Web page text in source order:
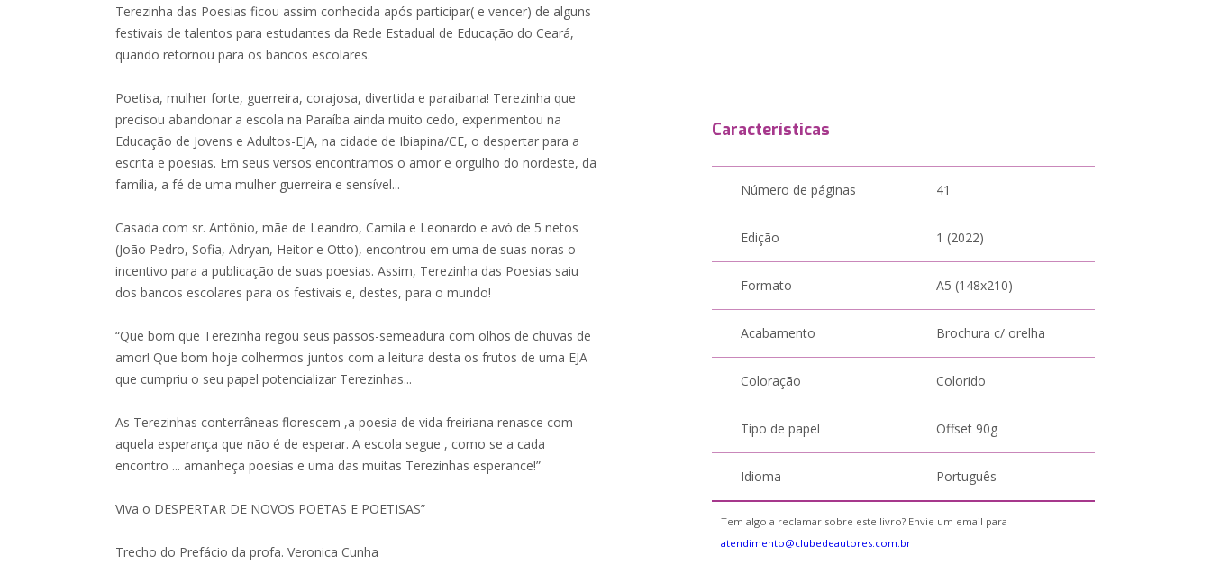
Terezinha das Poesias ficou assim conhecida após participar( e vencer) de alguns
festivais de talentos para estudantes da Rede Estadual de Educação do Ceará,
quando retornou para os bancos escolares.
Poetisa, mulher forte, guerreira, corajosa, divertida e paraibana! Terezinha que
precisou abandonar a escola na Paraíba ainda muito cedo, experimentou na
Educação de Jovens e Adultos-EJA, na cidade de Ibiapina/CE, o despertar para a
escrita e poesias. Em seus versos encontramos o amor e orgulho do nordeste, da
família, a fé de uma mulher guerreira e sensível...
Casada com sr. Antônio, mãe de Leandro, Camila e Leonardo e avó de 5 netos
(João Pedro, Sofia, Adryan, Heitor e Otto), encontrou em uma de suas noras o
incentivo para a publicação de suas poesias. Assim, Terezinha das Poesias saiu
dos bancos escolares para os festivais e, destes, para o mundo!
“Que bom que Terezinha regou seus passos-semeadura com olhos de chuvas de
amor! Que bom hoje colhermos juntos com a leitura desta os frutos de uma EJA
que cumpriu o seu papel potencializar Terezinhas...
As Terezinhas conterrâneas florescem ,a poesia de vida freiriana renasce com
aquela esperança que não é de esperar. A escola segue , como se a cada
encontro ... amanheça poesias e uma das muitas Terezinhas esperance!”
Viva o DESPERTAR DE NOVOS POETAS E POETISAS”
Trecho do Prefácio da profa. Veronica Cunha
Características
Número de páginas 41
Edição 1 (2022)
Formato A5 (148x210)
Acabamento Brochura c/ orelha
Coloração Colorido
Tipo de papel Offset 90g
Idioma Português
Tem algo a reclamar sobre este livro? Envie um email para
atendimento@clubedeautores.com.br